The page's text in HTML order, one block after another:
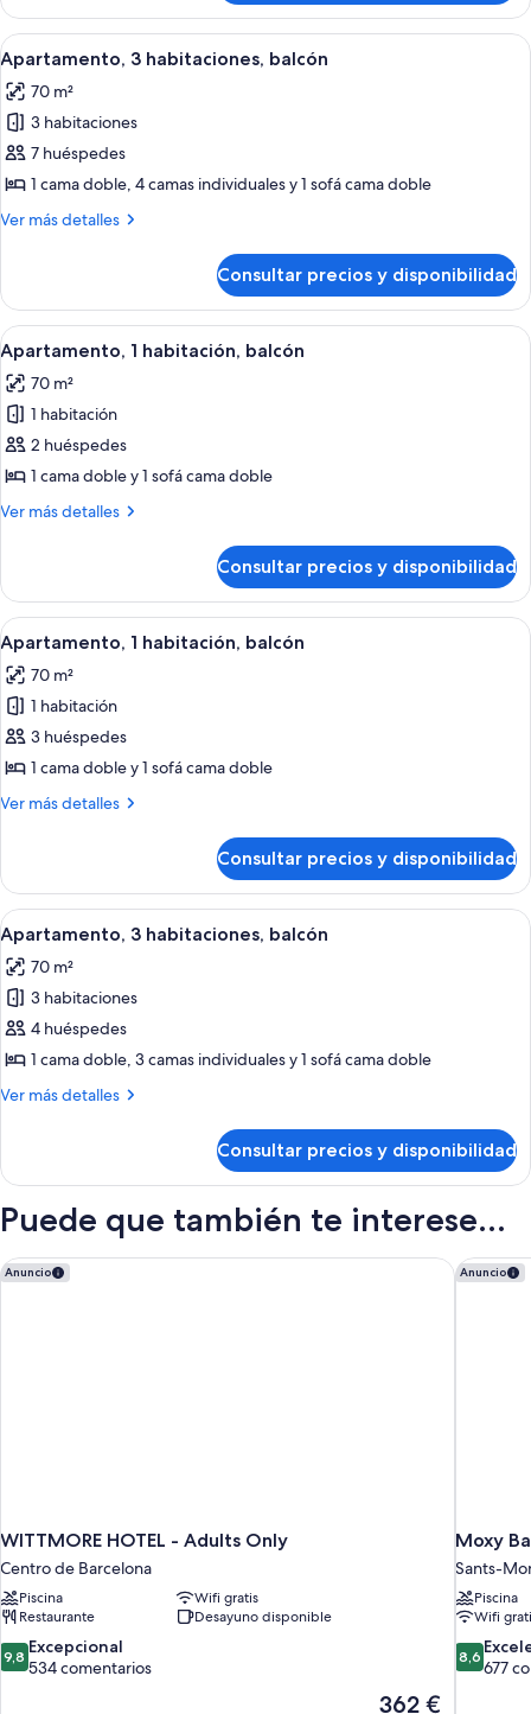
2
habitaciones
Abrir
todas
las
fotos
de
Apartamento,
3
Un balcón con mesa y sillas de
25
Apartamento, 3 habitaciones, balcón
70 m²
3 habitaciones
7 huéspedes
1 cama doble, 4 camas individuales y 1 sofá cama doble
Ver más detalles
Más
3
habitaciones,
balcón
Consultar precios y disponibilidad
Abrir
todas
las
fotos
de
Apartamento,
1
Una sala de estar moderna con un
20
Apartamento, 1 habitación, balcón
70 m²
1 habitación
2 huéspedes
1 cama doble y 1 sofá cama doble
Ver más detalles
Más
1
habitación,
balcón
Consultar precios y disponibilidad
Abrir
todas
las
fotos
de
Apartamento,
1
Una sala moderna con un sofá, una
15
Apartamento, 1 habitación, balcón
70 m²
1 habitación
3 huéspedes
1 cama doble y 1 sofá cama doble
Ver más detalles
Más
1
habitación,
balcón
Consultar precios y disponibilidad
Abrir
todas
las
fotos
de
Apartamento,
3
Un comedor moderno con una
21
Apartamento, 3 habitaciones, balcón
70 m²
3 habitaciones
4 huéspedes
1 cama doble, 3 camas individuales y 1 sofá cama doble
Ver más detalles
Más
3
balcón
Consultar precios y disponibilidad
Puede que también te interese...
Anuncio
WITTMORE HOTEL - Adults Only
Centro de Barcelona
Piscina
Wifi gratis
Restaurante
Desayuno disponible
9.8
sobre
9,8 Excepcional
534 comentarios
El
362 €
WITTMORE HOTEL - Adults Only Anuncio
Moxy
Sants-
Piscina
Wifi
8.6
sobre
8,6
677
Moxy